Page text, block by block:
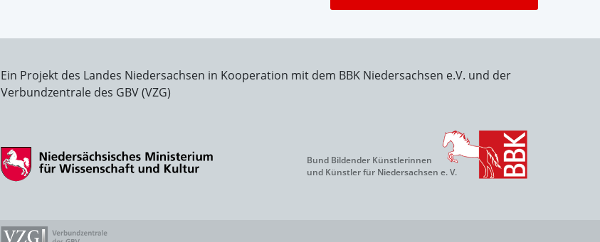
Ein Projekt des Landes Niedersachsen in Kooperation mit dem BBK Niedersachsen e.V. und der
Verbundzentrale des GBV (VZG)
Bund Bildender Künstlerinnen
und Künstler für Niedersachsen e. V.